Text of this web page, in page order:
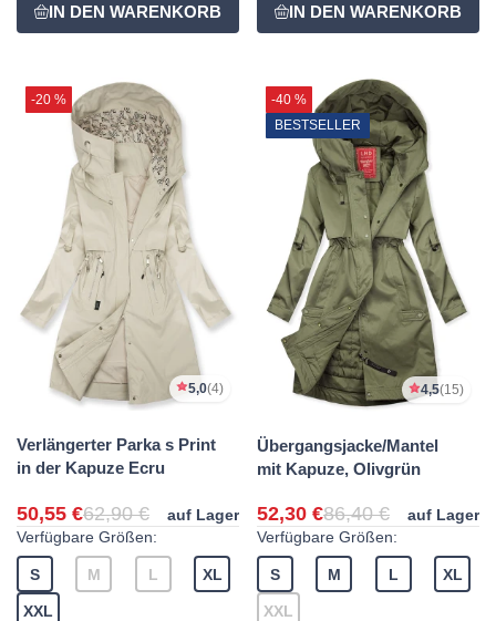
-20 %
5,0(4)
Verlängerter Parka s Print
in der Kapuze Ecru
50,55 €62,90 €
auf Lager
Verfügbare Größen:
S M L XL
XXL
-40 %
BESTSELLER
4,5(15)
Übergangsjacke/Mantel
mit Kapuze, Olivgrün
52,30 €86,40 €
auf Lager
Verfügbare Größen:
S M L XL
XXL